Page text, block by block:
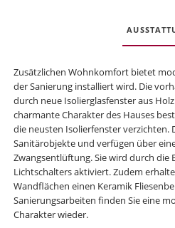
Zusätzlichen Wohnkomfort bietet
der Sanierung installiert wird. Die
durch neue Isolierglasfenster aus
charmante Charakter des Hauses
die neusten Isolierfenster verzichten.
Sanitärobjekte und verfügen über
Zwangsentlüftung. Sie wird durch die
Lichtschalters aktiviert. Zudem
Wandflächen einen Keramik
Sanierungsarbeiten finden Sie eine
Charakter wieder.